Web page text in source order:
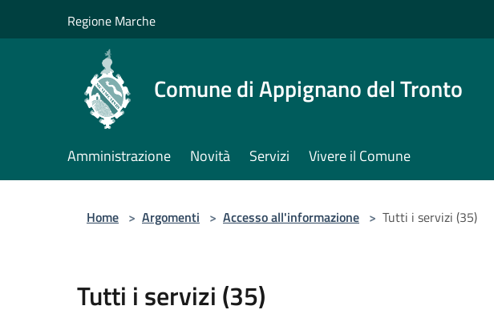
Regione Marche
Comune di Appignano del Tronto
Amministrazione Novità Servizi Vivere il Comune
Home > Argomenti > Accesso all'informazione > Tutti i servizi (35)
Tutti i servizi (35)